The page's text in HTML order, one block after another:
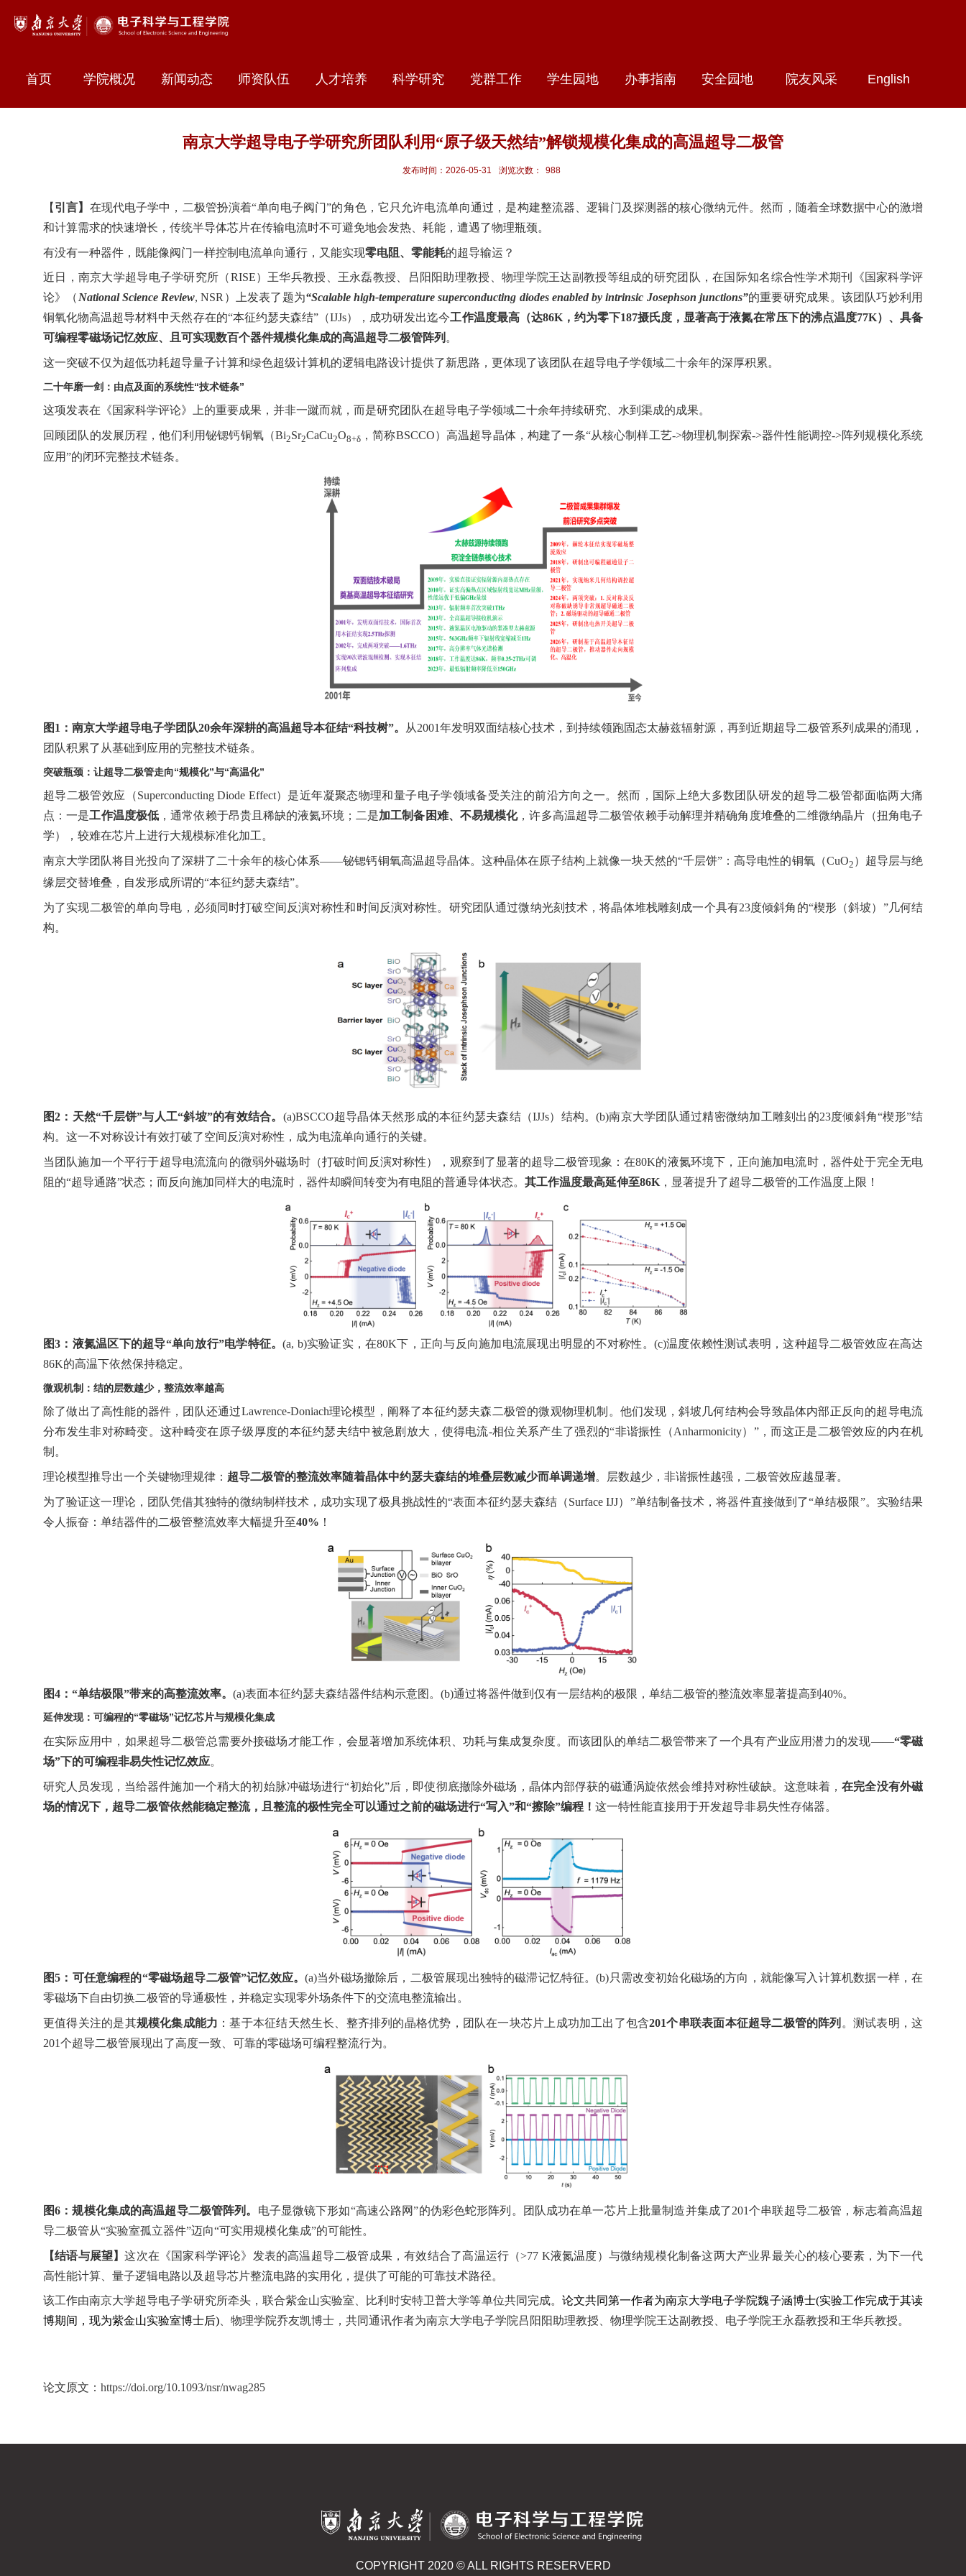
首页 学院概况 新闻动态 师资队伍 人才培养 科学研究 党群工作 学生园地 办事指南 安全园地 院友风采 English
南京大学超导电子学研究所团队利用“原子级天然结”解锁规模化集成的高温超导二极管
发布时间：2026-05-31 浏览次数： 988
【 引言】 在现代电子学中，二极管扮演着“单向电子阀门”的角色，它只允许电流单向通过，是构建整流器、逻辑门及探测器的核心微纳元件。然而，随着全球数据中心的激增
和计算需求的快速增长，传统半导体芯片在传输电流时不可避免地会发热、耗能，遭遇了物理瓶颈。
有没有一种器件，既能像阀门一样控制电流单向通行，又能实现零电阻、零能耗的超导输运？
近日，南京大学超导电子学研究所（RISE）王华兵教授、王永磊教授、吕阳阳助理教授、物理学院王达副教授等组成的研究团队，在国际知名综合性学术期刊《国家科学评
论》（ National Science Review, NSR ）上发表了题为“Scalable high-temperature superconducting diodes enabled by intrinsic Josephson junctions”的重要研究成果。该团队巧妙利用
铜氧化物高温超导材料中天然存在的“本征约瑟夫森结”（IJJs），成功研发出迄今工作温度最高（达86K，约为零下187摄氏度，显著高于液氮在常压下的沸点温度77K）、具备
可编程零磁场记忆效应、且可实现数百个器件规模化集成的高温超导二极管阵列 。
这一突破不仅为超低功耗超导量子计算和绿色超级计算机的逻辑电路设计提供了新思路，更体现了该团队在超导电子学领域二十余年的深厚积累。
二十年磨一剑：由点及面的系统性“技术链条”
这项发表在《国家科学评论》上的重要成果，并非一蹴而就，而是研究团队在超导电子学领域二十余年持续研究、水到渠成的成果。
回顾团队的发展历程，他们利用铋锶钙铜氧（Bi2Sr2CaCu2O8+δ ，简称BSCCO）高温超导晶体，构建了一条“从核心制样工艺->物理机制探索->器件性能调控->阵列规模化系统
应用”的闭环完整技术链条。
图1 ：南京大学超导电子学团队20余年深耕的高温超导本征结“科技树”。 从2001年发明双面结核心技术，到持续领跑固态太赫兹辐射源，再到近期超导二极管系列成果的涌现，
团队积累了从基础到应用的完整技术链条。
突破瓶颈：让超导二极管走向“规模化”与“高温化”
超导二极管效应（Superconducting Diode Effect）是近年凝聚态物理和量子电子学领域备受关注的前沿方向之一。然而，国际上绝大多数团队研发的超导二极管都面临两大痛
点：一是工作温度极低 ，通常依赖于昂贵且稀缺的液氦环境；二是加工制备困难、不易规模化，许多高温超导二极管依赖手动解理并精确角度堆叠的二维微纳晶片（扭角电子
学），较难在芯片上进行大规模标准化加工。
南京大学团队将目光投向了深耕了二十余年的核心体系——铋锶钙铜氧高温超导晶体。这种晶体在原子结构上就像一块天然的“千层饼” ：高导电性的铜氧（CuO2 ）超导层与绝
缘层交替堆叠，自发形成所谓的“本征约瑟夫森结”。
为了实现二极管的单向导电，必须同时打破空间反演对称性和时间反演对称性。研究团队通过微纳光刻技术，将晶体堆栈雕刻成一个具有23度倾斜角的“楔形（斜坡） ”几何结
构。
图2 ：天然“千层饼”与人工“斜坡”的有效结合。 (a)BSCCO超导晶体天然形成的本征约瑟夫森结（IJJs）结构。(b)南京大学团队通过精密微纳加工雕刻出的23度倾斜角“楔形”结
构。这一不对称设计有效打破了空间反演对称性，成为电流单向通行的关键。
当团队施加一个平行于超导电流流向的微弱外磁场时（打破时间反演对称性），观察到了显著的超导二极管现象：在80K的液氮环境下，正向施加电流时，器件处于完全无电
阻的“超导通路”状态；而反向施加同样大的电流时，器件却瞬间转变为有电阻的普通导体状态。 其工作温度最高延伸至86K ，显著提升了超导二极管的工作温度上限！
图3 ：液氮温区下的超导“单向放行”电学特征。(a, b)实验证实，在80K下，正向与反向施加电流展现出明显的不对称性。 (c)温度依赖性测试表明，这种超导二极管效应在高达
86K的高温下依然保持稳定。
微观机制：结的层数越少，整流效率越高
除了做出了高性能的器件，团队还通过Lawrence-Doniach理论模型，阐释了本征约瑟夫森二极管的微观物理机制。他们发现，斜坡几何结构会导致晶体内部正反向的超导电流
分布发生非对称畸变。这种畸变在原子级厚度的本征约瑟夫结中被急剧放大，使得电流-相位关系产生了强烈的“非谐振性（Anharmonicity） ”，而这正是二极管效应的内在机
制。
理论模型推导出一个关键物理规律： 超导二极管的整流效率随着晶体中约瑟夫森结的堆叠层数减少而单调递增。层数越少，非谐振性越强，二极管效应越显著。
为了验证这一理论，团队凭借其独特的微纳制样技术，成功实现了极具挑战性的“表面本征约瑟夫森结（Surface IJJ） ”单结制备技术，将器件直接做到了“单结极限”。实验结果
令人振奋：单结器件的二极管整流效率大幅提升至40% ！
图4 ： “单结极限”带来的高整流效率。 (a)表面本征约瑟夫森结器件结构示意图。 (b)通过将器件做到仅有一层结构的极限，单结二极管的整流效率显著提高到 40%。
延伸发现：可编程的“零磁场”记忆芯片与规模化集成
在实际应用中，如果超导二极管总需要外接磁场才能工作，会显著增加系统体积、功耗与集成复杂度。而该团队的单结二极管带来了一个具有产业应用潜力的发现——“零磁
场”下的可编程非易失性记忆效应。
研究人员发现，当给器件施加一个稍大的初始脉冲磁场进行“初始化”后，即使彻底撤除外磁场，晶体内部俘获的磁通涡旋依然会维持对称性破缺。这意味着，在完全没有外磁
场的情况下，超导二极管依然能稳定整流，且整流的极性完全可以通过之前的磁场进行“写入”和“擦除”编程！ 这一特性能直接用于开发超导非易失性存储器。
图5 ：可任意编程的“零磁场超导二极管”记忆效应。(a)当外磁场撤除后，二极管展现出独特的磁滞记忆特征。(b)只需改变初始化磁场的方向，就能像写入计算机数据一样，在
零磁场下自由切换二极管的导通极性，并稳定实现零外场条件下的交流电整流输出。
更值得关注的是其规模化集成能力 ：基于本征结天然生长、整齐排列的晶格优势，团队在一块芯片上成功加工出了包含201个串联表面本征超导二极管的阵列 。测试表明，这
201个超导二极管展现出了高度一致、可靠的零磁场可编程整流行为。
图6 ：规模化集成的高温超导二极管阵列。 电子显微镜下形如“高速公路网”的伪彩色蛇形阵列。团队成功在单一芯片上批量制造并集成了201个串联超导二极管，标志着高温超
导二极管从“实验室孤立器件”迈向“可实用规模化集成”的可能性。
【结语与展望】这次在《国家科学评论》发表的高温超导二极管成果，有效结合了高温运行（>77 K液氮温度）与微纳规模化制备这两大产业界最关心的核心要素，为下一代
高性能计算、量子逻辑电路以及超导芯片整流电路的实用化，提供了可能的可靠技术路径。
该工作由南京大学超导电子学研究所牵头，联合紫金山实验室、比利时安特卫普大学等单位共同完成。 论文共同第一作者为南京大学电子学院魏子涵博士(实验工作完成于其读
博期间，现为紫金山实验室博士后)、物理学院乔友凯博士，共同通讯作者为南京大学电子学院吕阳阳助理教授、物理学院王达副教授、电子学院王永磊教授和王华兵教授。
论文原文： https://doi.org/10.1093/nsr/nwag285
COPYRIGHT 2020 © ALL RIGHTS RESERVERD